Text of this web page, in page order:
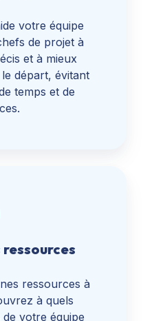
votre équipe
de projet à
et à mieux
départ, évitant
temps et de
ressources à
à quels
votre équipe